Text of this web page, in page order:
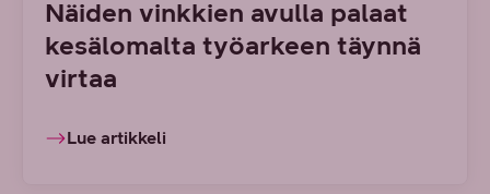
Näiden vinkkien avulla palaat
kesälomalta työarkeen täynnä
virtaa
Lue artikkeli